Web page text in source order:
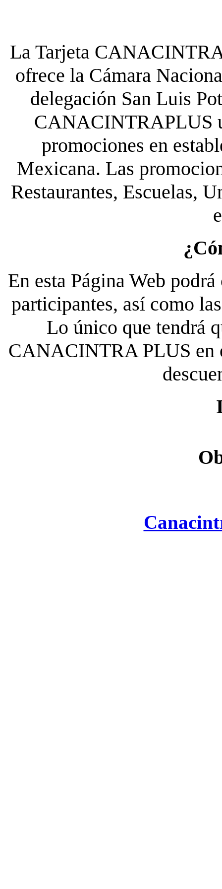
La Tarjeta
ofrece la Cámara
delegación San Luis
CANACINTRAPLUS
promociones en
Mexicana. Las
Restaurantes, Escuelas,
En esta Página Web
participantes, así como
Lo único que tendrá
CANACINTRA PLUS en